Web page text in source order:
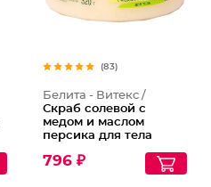
(83)
Белита - Витекс /
Скраб солевой с
медом и маслом
персика для тела
796 ₽